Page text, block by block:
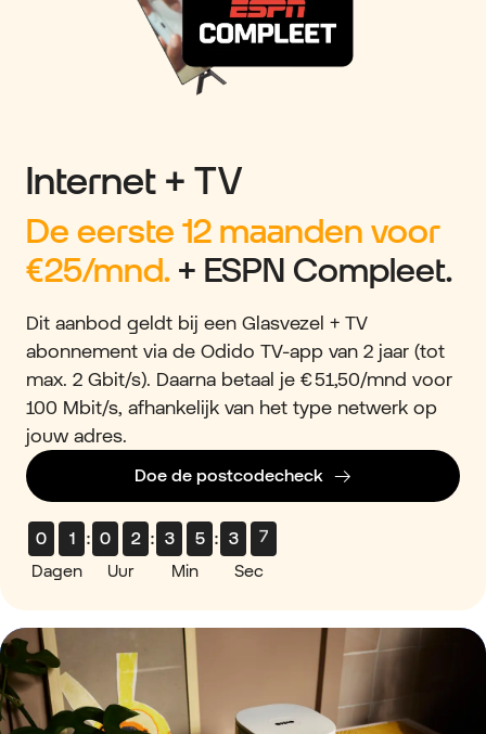
Internet + TV
De eerste 12 maanden voor
€25/mnd. + ESPN Compleet.
Dit aanbod geldt bij een Glasvezel + TV
abonnement via de Odido TV-app van 2 jaar (tot
max. 2 Gbit/s). Daarna betaal je € 51,50/mnd voor
100 Mbit/s, afhankelijk van het type netwerk op
jouw adres.
Doe de postcodecheck
0
1
Dagen
: 0
2
Uur
: 3
5
Min
: 3
7
Sec